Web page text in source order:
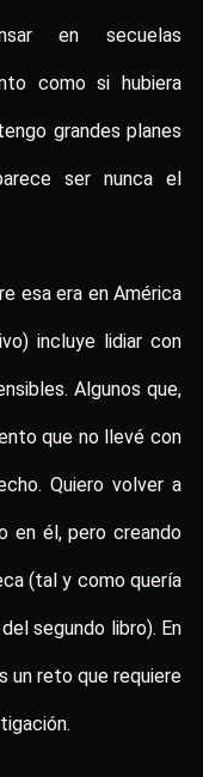
en secuelas
como si hubiera
grandes planes
ser nunca el
esa era en América
incluye lidiar con
Algunos que,
que no llevé con
Quiero volver a
en él, pero creando
(tal y como quería
segundo libro). En
un reto que requiere